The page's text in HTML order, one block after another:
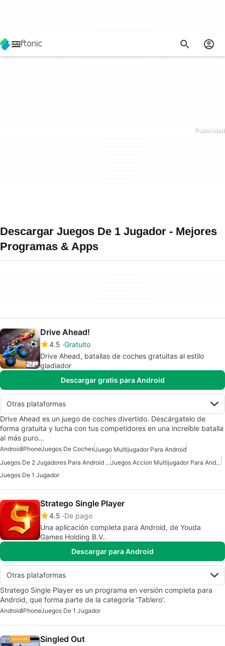
Descargar Juegos De 1 Jugador - Mejores
Programas & Apps
Drive Ahead!
4.5 Gratuito
Drive Ahead, batallas de coches gratuitas al estilo
gladiador
Descargar gratis para Android
Otras plataformas
Drive Ahead es un juego de coches divertido. Descárgatelo de
forma gratuita y lucha con tus competidores en una increíble batalla
al más puro…
AndroidiPhoneJuegos De CochesJuego Multijugador Para Android
Juegos De 2 Jugadores Para Android Gratis
Juegos Accion Multijugador Para Android
Juegos De 1 Jugador
Stratego Single Player
4.5 De pago
Una aplicación completa para Android, de Youda
Games Holding B.V..
Descargar para Android
Otras plataformas
Stratego Single Player es un programa en versión completa para
Android, que forma parte de la categoría 'Tablero'.
AndroidiPhoneJuegos De 1 Jugador
Singled Out